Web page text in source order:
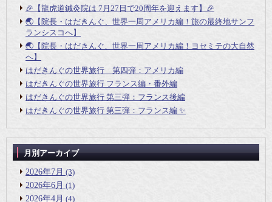
🎉【龍虎道鍼灸院は 7月27日で20周年を迎えます】🎉
🌏【院長・はだきんぐ、世界一周アメリカ編！旅の最終地サンフ
ランシスコへ】
🌏【院長・はだきんぐ、世界一周アメリカ編！ヨセミテの大自然
へ】
はだきんぐの世界旅行 第四弾：アメリカ編
はだきんぐの世界旅行 フランス編・番外編
はだきんぐの世界旅行 第三弾：フランス後編
はだきんぐの世界旅行 第三弾：フランス編 ✨
月別アーカイブ
2026年7月 (3)
2026年6月 (1)
2026年4月 (4)